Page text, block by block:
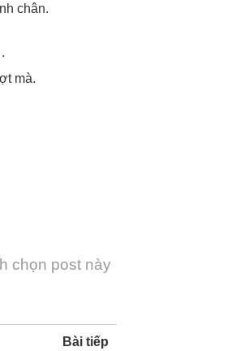
chân.
mà.
chọn post này
Bài tiếp